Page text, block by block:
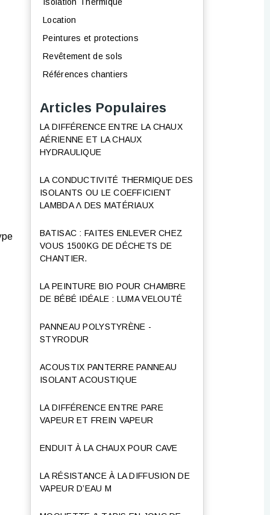
Location
Peintures et protections
Revêtement de sols
Références chantiers
Articles Populaires
LA DIFFÉRENCE ENTRE LA CHAUX
AÉRIENNE ET LA CHAUX
HYDRAULIQUE
LA CONDUCTIVITÉ THERMIQUE DES
ISOLANTS OU LE COEFFICIENT
LAMBDA Λ DES MATÉRIAUX
BATISAC : FAITES ENLEVER CHEZ
VOUS 1500KG DE DÉCHETS DE
CHANTIER.
LA PEINTURE BIO POUR CHAMBRE
DE BÉBÉ IDÉALE : LUMA VELOUTÉ
PANNEAU POLYSTYRÈNE -
STYRODUR
ACOUSTIX PANTERRE PANNEAU
ISOLANT ACOUSTIQUE
LA DIFFÉRENCE ENTRE PARE
VAPEUR ET FREIN VAPEUR
ENDUIT À LA CHAUX POUR CAVE
LA RÉSISTANCE À LA DIFFUSION DE
VAPEUR D’EAU Μ